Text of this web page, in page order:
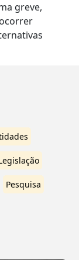
greve,
Pesquisa